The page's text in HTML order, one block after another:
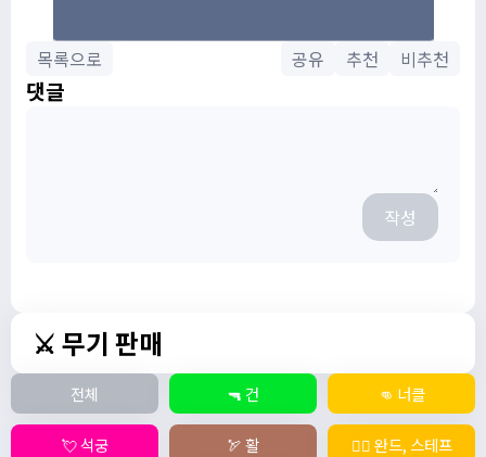
목록으로 공유 추천 비추천
댓글
작성
⚔️ 무기 판매
전체 🔫 건 👊 너클
💘 석궁 🏹 활 🧙‍♀️ 완드, 스테프